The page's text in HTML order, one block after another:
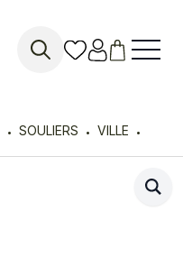
SOULIERS
VILLE